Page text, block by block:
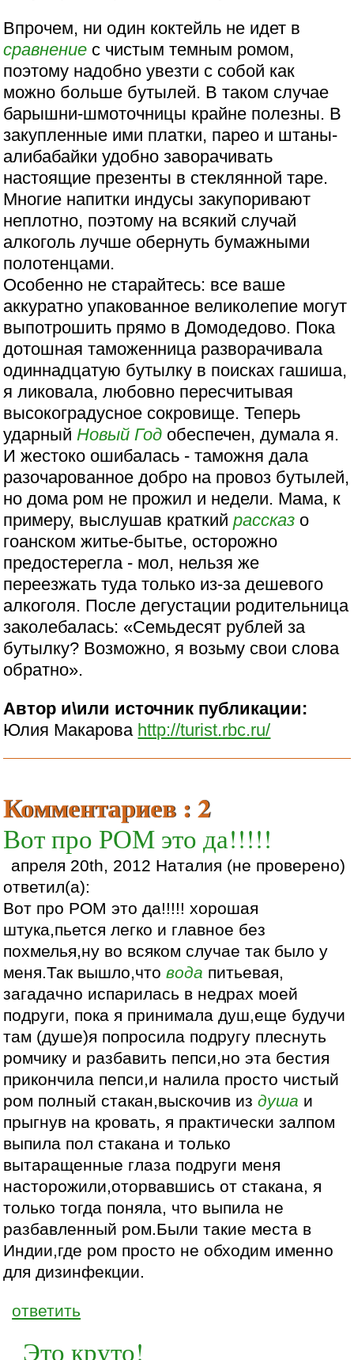
Впрочем, ни один коктейль не идет в
сравнение с чистым темным ромом,
поэтому надобно увезти с собой как
можно больше бутылей. В таком случае
барышни-шмоточницы крайне полезны. В
закупленные ими платки, парео и штаны-
алибабайки удобно заворачивать
настоящие презенты в стеклянной таре.
Многие напитки индусы закупоривают
неплотно, поэтому на всякий случай
алкоголь лучше обернуть бумажными
полотенцами.
Особенно не старайтесь: все ваше
аккуратно упакованное великолепие могут
выпотрошить прямо в Домодедово. Пока
дотошная таможенница разворачивала
одиннадцатую бутылку в поисках гашиша,
я ликовала, любовно пересчитывая
высокоградусное сокровище. Теперь
ударный Новый Год обеспечен, думала я.
И жестоко ошибалась - таможня дала
разочарованное добро на провоз бутылей,
но дома ром не прожил и недели. Мама, к
примеру, выслушав краткийрассказ о
гоанском житье-бытье, осторожно
предостерегла - мол, нельзя же
переезжать туда только из-за дешевого
алкоголя. После дегустации родительница
заколебалась: «Семьдесят рублей за
бутылку? Возможно, я возьму свои слова
обратно».
Автор и\или источник публикации:
Юлия Макарова http://turist.rbc.ru/
Комментариев : 2
Вот про РОМ это да!!!!!
апреля 20th, 2012 Наталия (не проверено)
ответил(а):
Вот про РОМ это да!!!!! хорошая
штука,пьется легко и главное без
похмелья,ну во всяком случае так было у
меня.Так вышло,чтовода питьевая,
загадачно испарилась в недрах моей
подруги, пока я принимала душ,еще будучи
там (душе)я попросила подругу плеснуть
ромчику и разбавить пепси,но эта бестия
прикончила пепси,и налила просто чистый
ром полный стакан,выскочив издуша и
прыгнув на кровать, я практически залпом
выпила пол стакана и только
вытаращенные глаза подруги меня
насторожили,оторвавшись от стакана, я
только тогда поняла, что выпила не
разбавленный ром.Были такие места в
Индии,где ром просто не обходим именно
для дизинфекции.
ответить
Это круто!